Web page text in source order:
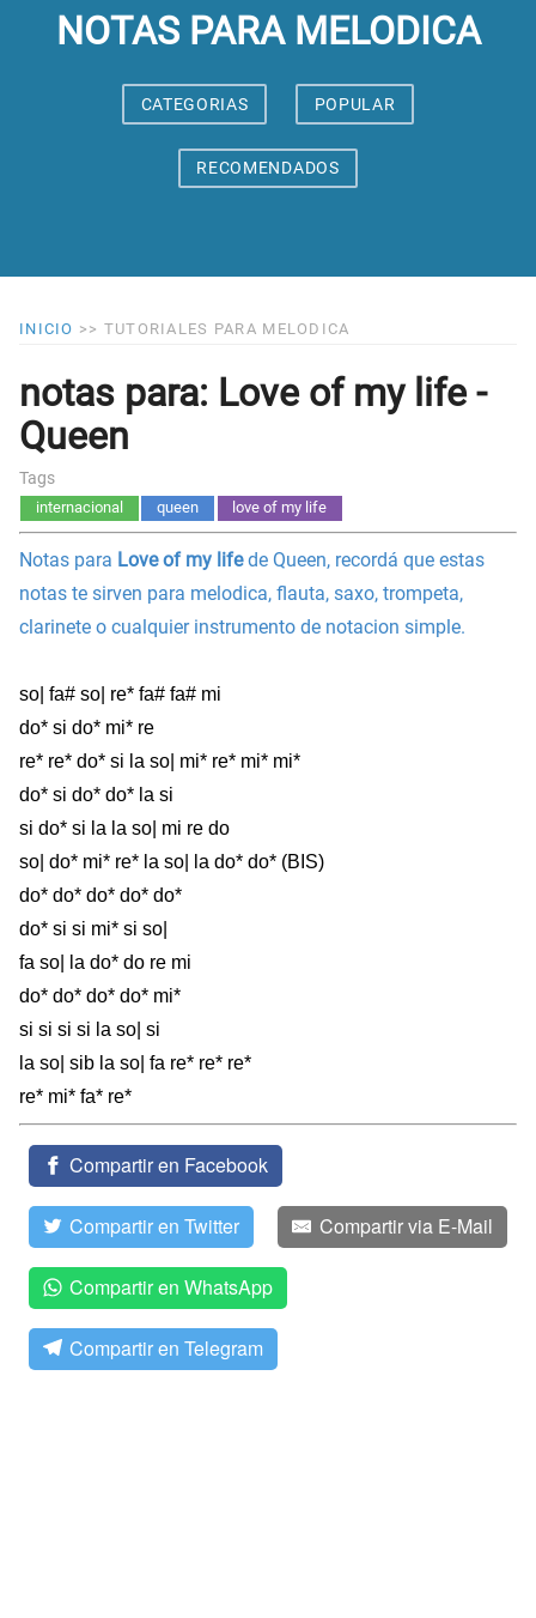
NOTAS PARA MELODICA
CATEGORIAS POPULAR
RECOMENDADOS
INICIO >> TUTORIALES PARA MELODICA
notas para: Love of my life -
Queen
Tags
internacional queen love of my life
Notas para Love of my lifede Queen, recordá que estas
notas te sirven para melodica, flauta, saxo, trompeta,
clarinete o cualquier instrumento de notacion simple.
so| fa# so| re* fa# fa# mi
do* si do* mi* re
re* re* do* si la so| mi* re* mi* mi*
do* si do* do* la si
si do* si la la so| mi re do
so| do* mi* re* la so| la do* do* (BIS)
do* do* do* do* do*
do* si si mi* si so|
fa so| la do* do re mi
do* do* do* do* mi*
si si si si la so| si
la so| sib la so| fa re* re* re*
re* mi* fa* re*
Compartir en Facebook
Compartir en Twitter Compartir via E-Mail
Compartir en WhatsApp
Compartir en Telegram